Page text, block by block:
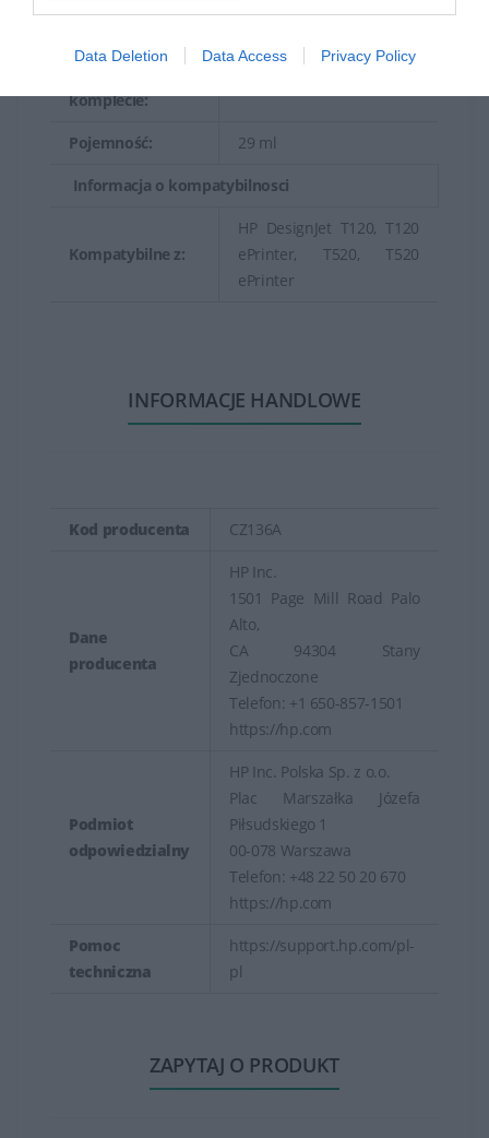
Data Deletion Data Access Privacy Policy
komplecie:
Pojemność: 29 ml
Informacja o kompatybilnosci
Kompatybilne z:
HP DesignJet T120, T120
ePrinter, T520, T520
ePrinter
INFORMACJE HANDLOWE
Kod producenta CZ136A
Dane
producenta
HP Inc.
1501 Page Mill Road Palo
Alto,
CA 94304 Stany
Zjednoczone
Telefon: +1 650-857-1501
https://hp.com
Podmiot
odpowiedzialny
HP Inc. Polska Sp. z o.o.
Plac Marszałka Józefa
Piłsudskiego 1
00-078 Warszawa
Telefon: +48 22 50 20 670
https://hp.com
Pomoc
techniczna
https://support.hp.com/pl-
pl
ZAPYTAJ O PRODUKT